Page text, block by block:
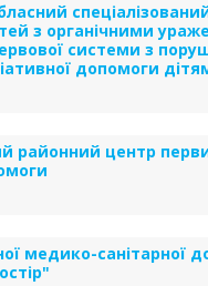
з органічними
системи з
допомоги
районний центр
медико-санітарної